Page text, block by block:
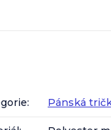
: Pánská